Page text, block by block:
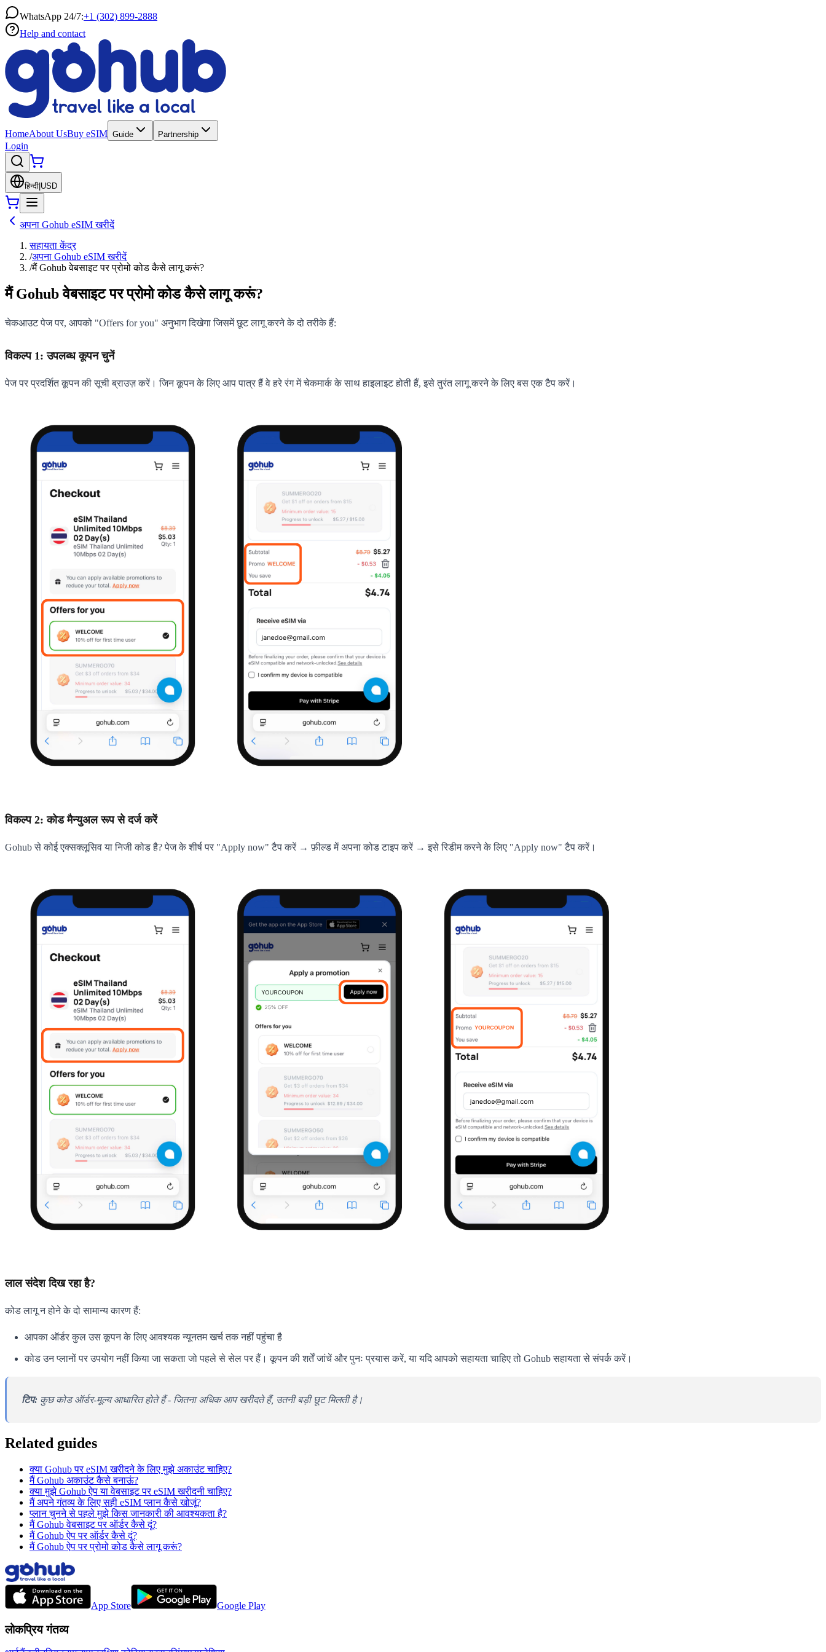
WhatsApp 24/7:+1 (302) 899-2888
Help and contact
HomeAbout UsBuy eSIM Guide Partnership
Login
हिन्दी USD
अपना Gohub eSIM खरीदें
सहायता केंद्र
/अपना Gohub eSIM खरीदें
/मैं Gohub वेबसाइट पर प्रोमो कोड कैसे लागू करूं?
मैं Gohub वेबसाइट पर प्रोमो कोड कैसे लागू करूं?
चेकआउट पेज पर, आपको "Offers for you" अनुभाग दिखेगा जिसमें छूट लागू करने के दो तरीके हैं:
विकल्प 1: उपलब्ध कूपन चुनें
पेज पर प्रदर्शित कूपन की सूची ब्राउज़ करें। जिन कूपन के लिए आप पात्र हैं वे हरे रंग में चेकमार्क के साथ हाइलाइट होती हैं, इसे तुरंत लागू करने के लिए बस एक टैप करें।
विकल्प 2: कोड मैन्युअल रूप से दर्ज करें
Gohub से कोई एक्सक्लूसिव या निजी कोड है? पेज के शीर्ष पर "Apply now" टैप करें → फ़ील्ड में अपना कोड टाइप करें → इसे रिडीम करने के लिए "Apply now" टैप करें।
लाल संदेश दिख रहा है?
कोड लागू न होने के दो सामान्य कारण हैं:
आपका ऑर्डर कुल उस कूपन के लिए आवश्यक न्यूनतम खर्च तक नहीं पहुंचा है
कोड उन प्लानों पर उपयोग नहीं किया जा सकता जो पहले से सेल पर हैं। कूपन की शर्तें जांचें और पुनः प्रयास करें, या यदि आपको सहायता चाहिए तो Gohub सहायता से संपर्क करें।
टिप: कुछ कोड ऑर्डर-मूल्य आधारित होते हैं - जितना अधिक आप खरीदते हैं, उतनी बड़ी छूट मिलती है।
Related guides
क्या Gohub पर eSIM खरीदने के लिए मुझे अकाउंट चाहिए?
मैं Gohub अकाउंट कैसे बनाऊं?
क्या मुझे Gohub ऐप या वेबसाइट पर eSIM खरीदनी चाहिए?
मैं अपने गंतव्य के लिए सही eSIM प्लान कैसे खोजूं?
प्लान चुनने से पहले मुझे किस जानकारी की आवश्यकता है?
मैं Gohub वेबसाइट पर ऑर्डर कैसे दूं?
मैं Gohub ऐप पर ऑर्डर कैसे दूं?
मैं Gohub ऐप पर प्रोमो कोड कैसे लागू करूं?
App Store Google Play
लोकप्रिय गंतव्य